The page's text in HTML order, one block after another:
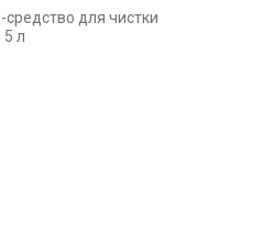
для чистки
5 л